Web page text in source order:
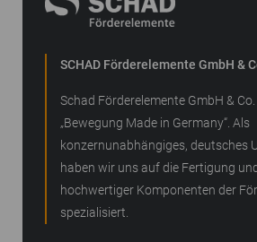
SCHAD Förderelemente GmbH &
Schad Förderelemente GmbH &
„Bewegung Made in Germany“. Als
konzernunabhängiges, deutsches
haben wir uns auf die Fertigung
hochwertiger Komponenten der
spezialisiert.